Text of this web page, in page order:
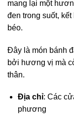
mang lại một
đen trong suốt,
béo.
Đây là món bánh
bởi hương vị mà
thân.
Địa chỉ: Các
phương